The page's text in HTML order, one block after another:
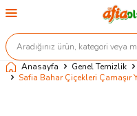
Anasayfa Genel Temizlik
Safia Bahar Çiçekleri Çamaşır